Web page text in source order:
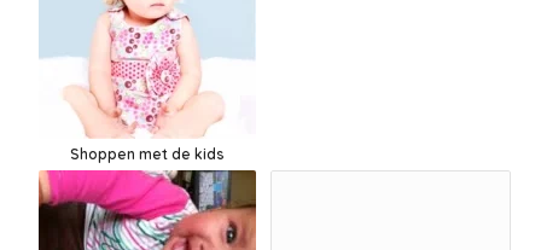
Shoppen met de kids